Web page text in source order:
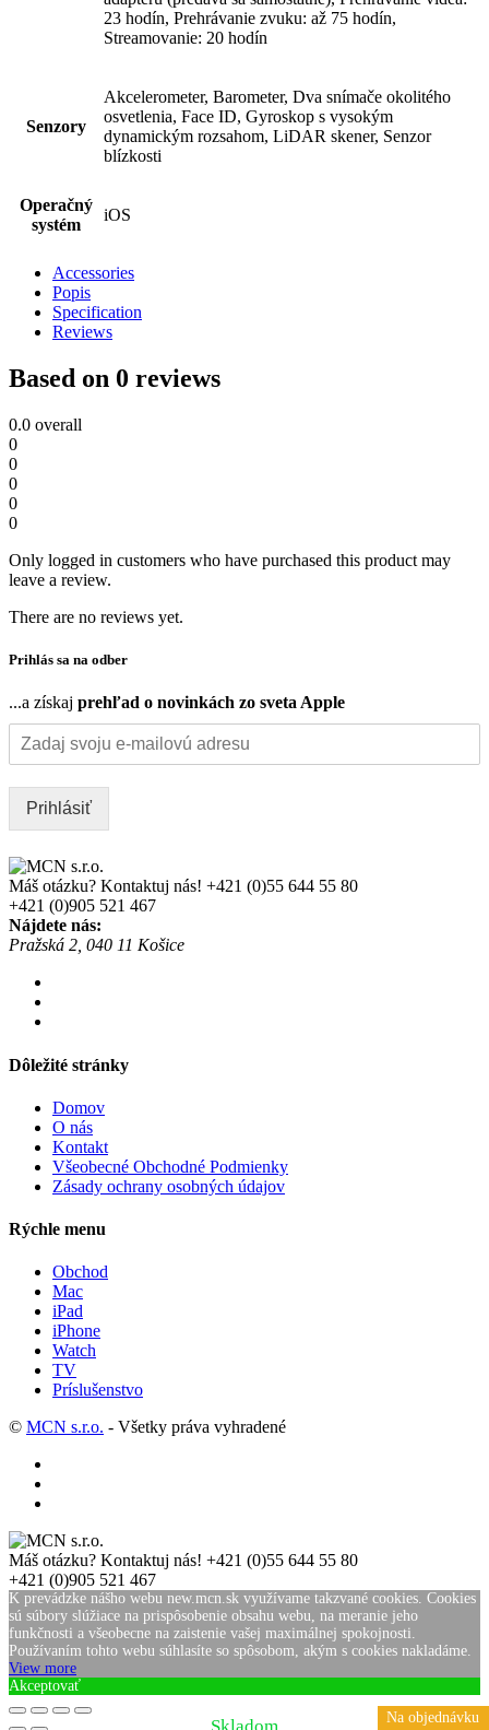
Na objednávku
23 hodín, Prehrávanie zvuku: až 75 hodín,
Streamovanie: 20 hodín
Senzory
Akcelerometer, Barometer, Dva snímače okolitého
osvetlenia, Face ID, Gyroskop s vysokým
dynamickým rozsahom, LiDAR skener, Senzor
blízkosti
Operačný
systém
iOS
Accessories
Popis
Specification
Reviews
Based on 0 reviews
0.0 overall
0
0
0
0
0
Only logged in customers who have purchased this product may
leave a review.
There are no reviews yet.
Prihlás sa na odber
...a získaj prehľad o novinkách zo sveta Apple
Prihlásiť
Máš otázku? Kontaktuj nás! +421 (0)55 644 55 80
+421 (0)905 521 467
Nájdete nás:
Pražská 2, 040 11 Košice
Dôležité stránky
Domov
O nás
Kontakt
Všeobecné Obchodné Podmienky
Zásady ochrany osobných údajov
Rýchle menu
Obchod
Mac
iPad
iPhone
Watch
TV
Príslušenstvo
© MCN s.r.o. - Všetky práva vyhradené
Máš otázku? Kontaktuj nás! +421 (0)55 644 55 80
+421 (0)905 521 467
K prevádzke nášho webu new.mcn.sk využívame takzvané cookies. Cookies
sú súbory slúžiace na prispôsobenie obsahu webu, na meranie jeho
funkčnosti a všeobecne na zaistenie vašej maximálnej spokojnosti.
Používaním tohto webu súhlasíte so spôsobom, akým s cookies nakladáme.
View more
Akceptovať